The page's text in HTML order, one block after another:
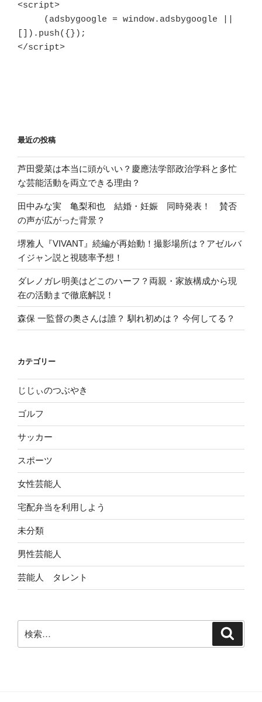
<script>
[]).push({});
</script>
最近の投稿
芦田愛菜は本当に頭がいい？慶應法学部政治学科と多忙
な芸能活動を両立できる理由？
田中みな実 亀梨和也 結婚・妊娠 同時発表！ 賛否
の声が広がった背景？
堺雅人『VIVANT』続編が再始動！撮影場所は？アゼルバ
イジャン説と視聴率予想！
ダレノガレ明美はどこのハーフ？両親・家族構成から現
在の活動まで徹底解説！
森保 一監督の奥さんは誰？ 馴れ初めは？ 今何してる？
カテゴリー
じじぃのつぶやき
ゴルフ
サッカー
スポーツ
女性芸能人
宅配弁当を利用しよう
未分類
男性芸能人
芸能人 タレント
索: